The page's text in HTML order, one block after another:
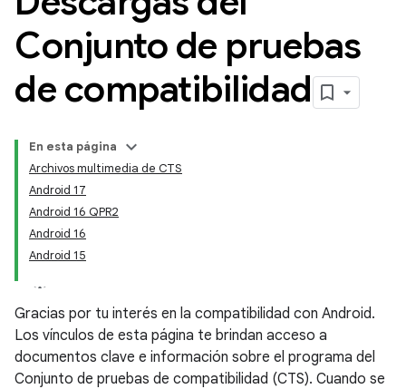
Conjunto de pruebas
de compatibilidad
En esta página
Archivos multimedia de CTS
Android 17
Android 16 QPR2
Android 16
Android 15
Gracias por tu interés en la compatibilidad con Android.
Los vínculos de esta página te brindan acceso a
documentos clave e información sobre el programa del
Conjunto de pruebas de compatibilidad (CTS). Cuando se